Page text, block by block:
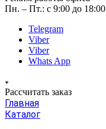
Пн. – Пт.: с 9:00 до 18:00
Telegram
Viber
Viber
Whats App
Рассчитать заказ
Главная
Каталог